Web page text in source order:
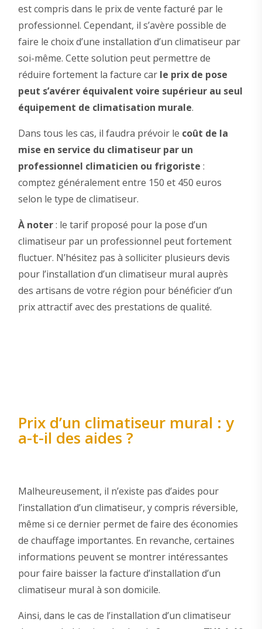
est compris dans le prix de vente facturé par le
professionnel. Cependant, il s’avère possible de
faire le choix d’une installation d’un climatiseur par
soi-même. Cette solution peut permettre de
réduire fortement la facture car le prix de pose
peut s’avérer équivalent voire supérieur au seul
équipement de climatisation murale.
Dans tous les cas, il faudra prévoir le coût de la
mise en service du climatiseur par un
professionnel climaticien ou frigoriste :
comptez généralement entre 150 et 450 euros
selon le type de climatiseur.
À noter: le tarif proposé pour la pose d’un
climatiseur par un professionnel peut fortement
fluctuer. N’hésitez pas à solliciter plusieurs devis
pour l’installation d’un climatiseur mural auprès
des artisans de votre région pour bénéficier d’un
prix attractif avec des prestations de qualité.
Prix d’un climatiseur mural : y
a-t-il des aides ?
Malheureusement, il n’existe pas d’aides pour
l’installation d’un climatiseur, y compris réversible,
même si ce dernier permet de faire des économies
de chauffage importantes. En revanche, certaines
informations peuvent se montrer intéressantes
pour faire baisser la facture d’installation d’un
climatiseur mural à son domicile.
Ainsi, dans le cas de l’installation d’un climatiseur